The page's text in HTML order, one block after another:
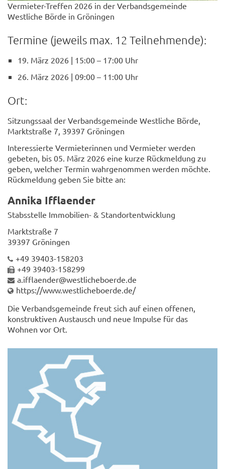
Vermieter-Treffen 2026 in der Verbandsgemeinde
Westliche Börde in Gröningen
Termine (jeweils max. 12 Teilnehmende):
19. März 2026 | 15:00 – 17:00 Uhr
26. März 2026 | 09:00 – 11:00 Uhr
Ort:
Sitzungssaal der Verbandsgemeinde Westliche Börde,
Marktstraße 7, 39397 Gröningen
Interessierte Vermieterinnen und Vermieter werden
gebeten, bis 05. März 2026 eine kurze Rückmeldung zu
geben, welcher Termin wahrgenommen werden möchte.
Rückmeldung geben Sie bitte an:
Annika Ifflaender
Stabsstelle Immobilien- & Standortentwicklung
Marktstraße 7
39397 Gröningen
+49 39403-158203
+49 39403-158299
a.ifflaender@westlicheboerde.de
https://www.westlicheboerde.de/
Die Verbandsgemeinde freut sich auf einen offenen,
konstruktiven Austausch und neue Impulse für das
Wohnen vor Ort.